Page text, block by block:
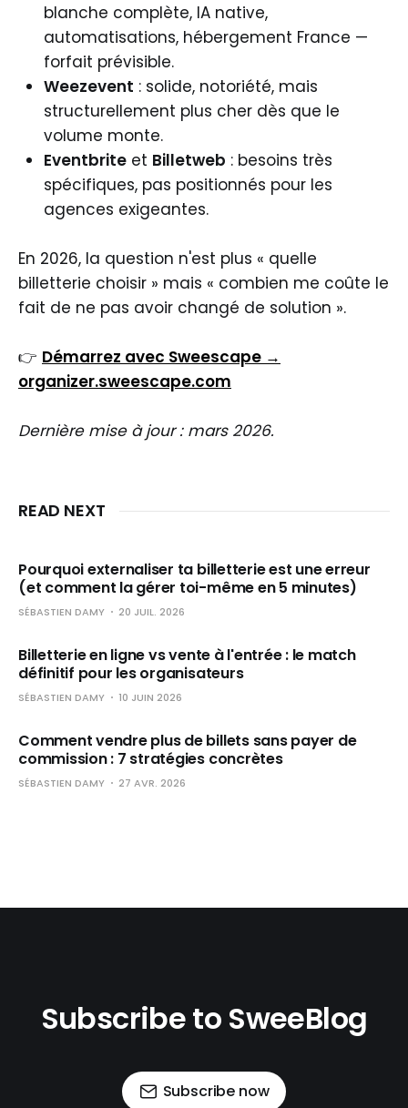
blanche complète, IA native,
automatisations, hébergement France —
forfait prévisible.
Weezevent : solide, notoriété, mais
structurellement plus cher dès que le
volume monte.
Eventbrite et Billetweb : besoins très
spécifiques, pas positionnés pour les
agences exigeantes.
En 2026, la question n'est plus « quelle
billetterie choisir » mais « combien me coûte le
fait de ne pas avoir changé de solution ».
👉 Démarrez avec Sweescape →
organizer.sweescape.com
Dernière mise à jour : mars 2026.
READ NEXT
Pourquoi externaliser ta billetterie est une erreur
(et comment la gérer toi-même en 5 minutes)
SÉBASTIEN DAMY 20 JUIL. 2026
Billetterie en ligne vs vente à l'entrée : le match
définitif pour les organisateurs
SÉBASTIEN DAMY 10 JUIN 2026
Comment vendre plus de billets sans payer de
commission : 7 stratégies concrètes
SÉBASTIEN DAMY 27 AVR. 2026
Subscribe to SweeBlog
Subscribe now